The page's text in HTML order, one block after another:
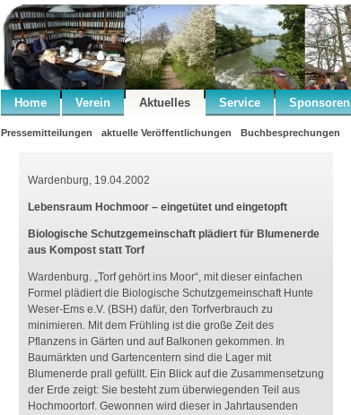
Home Verein Aktuelles Service Sponsoren
Pressemitteilungen aktuelle Veröffentlichungen Buchbesprechungen
Wardenburg, 19.04.2002
Lebensraum Hochmoor – eingetütet und eingetopft
Biologische Schutzgemeinschaft plädiert für Blumenerde
aus Kompost statt Torf
Wardenburg. „Torf gehört ins Moor“, mit dieser einfachen
Formel plädiert die Biologische Schutzgemeinschaft Hunte
Weser-Ems e.V. (BSH) dafür, den Torfverbrauch zu
minimieren. Mit dem Frühling ist die große Zeit des
Pflanzens in Gärten und auf Balkonen gekommen. In
Baumärkten und Gartencentern sind die Lager mit
Blumenerde prall gefüllt. Ein Blick auf die Zusammensetzung
der Erde zeigt: Sie besteht zum überwiegenden Teil aus
Hochmoortorf. Gewonnen wird dieser in Jahrtausenden